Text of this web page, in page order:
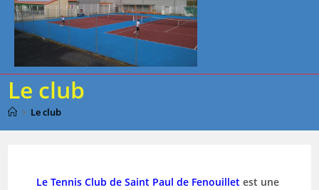
Le club
> Le club
Le Tennis Club de Saint Paul de Fenouillet est une